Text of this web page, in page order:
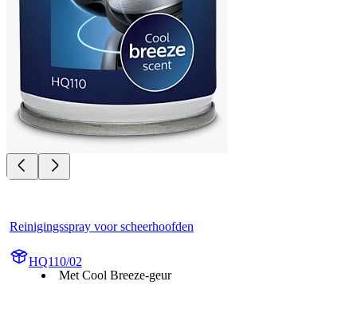
Reinigingsspray voor scheerhoofden
HQ110/02
Met Cool Breeze-geur